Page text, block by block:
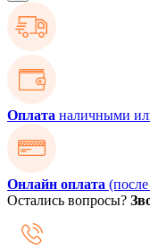
Оплата наличными
Онлайн оплата
Остались вопросы?